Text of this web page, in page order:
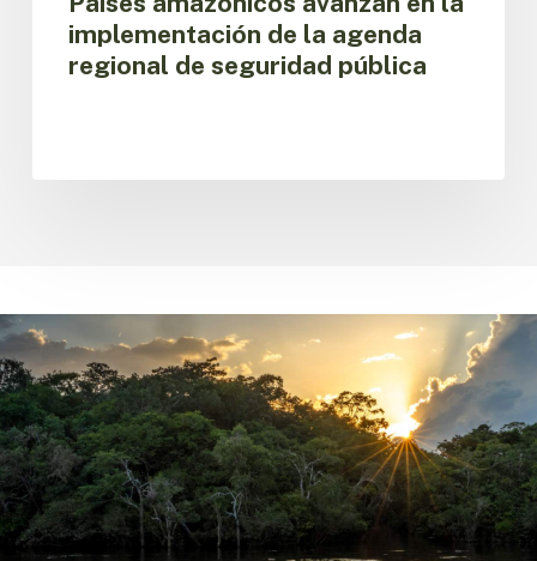
implementación de la agenda
regional de seguridad pública